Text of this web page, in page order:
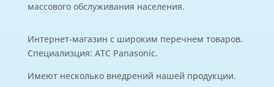
массового обслуживания населения.
Интернет-магазин с широким перечнем товаров.
Специализция: АТС Panasonic.
Имеют несколько внедрений нашей продукции.